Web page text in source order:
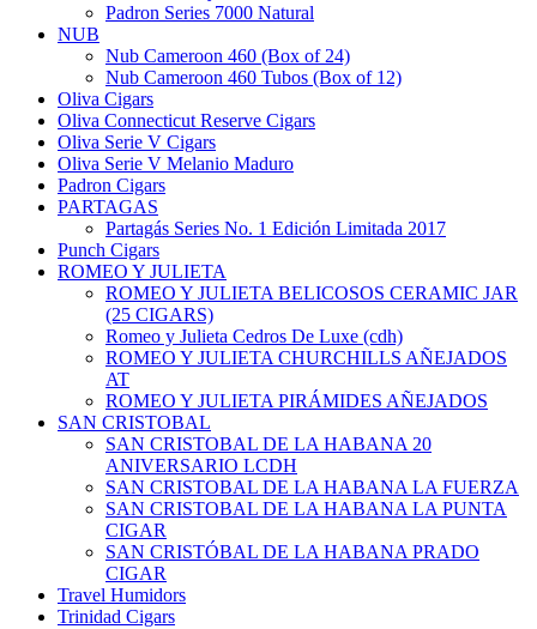
Padron Series 7000 Natural
NUB
Nub Cameroon 460 (Box of 24)
Nub Cameroon 460 Tubos (Box of 12)
Oliva Cigars
Oliva Connecticut Reserve Cigars
Oliva Serie V Cigars
Oliva Serie V Melanio Maduro
Padron Cigars
PARTAGAS
Partagás Series No. 1 Edición Limitada 2017
Punch Cigars
ROMEO Y JULIETA
ROMEO Y JULIETA BELICOSOS CERAMIC JAR
(25 CIGARS)
Romeo y Julieta Cedros De Luxe (cdh)
ROMEO Y JULIETA CHURCHILLS AÑEJADOS
AT
ROMEO Y JULIETA PIRÁMIDES AÑEJADOS
SAN CRISTOBAL
SAN CRISTOBAL DE LA HABANA 20
ANIVERSARIO LCDH
SAN CRISTOBAL DE LA HABANA LA FUERZA
SAN CRISTOBAL DE LA HABANA LA PUNTA
CIGAR
SAN CRISTÓBAL DE LA HABANA PRADO
CIGAR
Travel Humidors
Trinidad Cigars